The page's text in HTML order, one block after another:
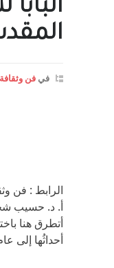
البابا
في فن وثقافة
الرابط : فن
أ. د. حسيب
أتطرق هنا
أحداثُها إلى عام